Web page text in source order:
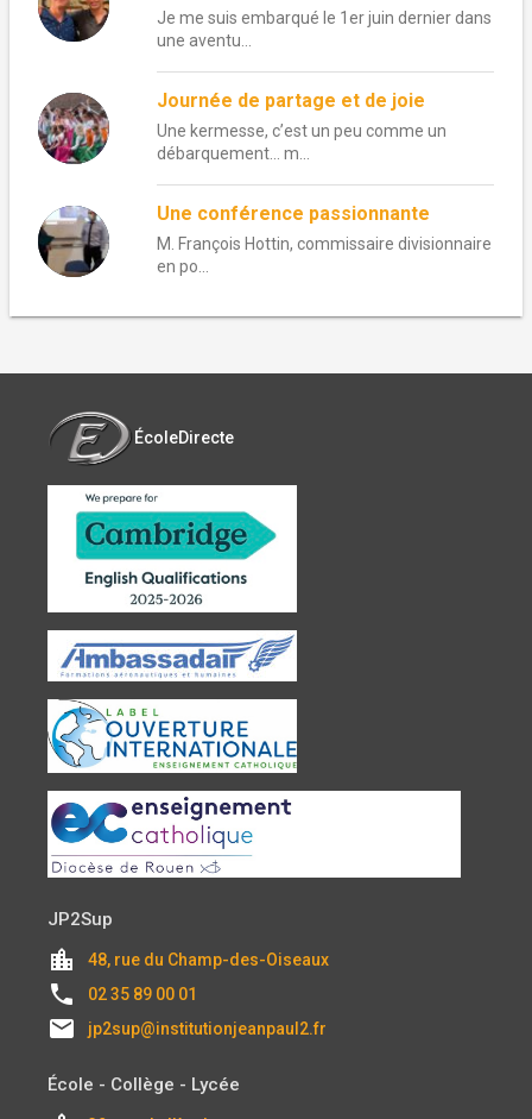
Je me suis embarqué le 1er juin dernier dans
une aventu...
Journée de partage et de joie
Une kermesse, c’est un peu comme un
débarquement… m...
Une conférence passionnante
M. François Hottin, commissaire divisionnaire
en po...
ÉcoleDirecte
JP2Sup
location_city 48, rue du Champ-des-Oiseaux
local_phone 02 35 89 00 01
email jp2sup@institutionjeanpaul2.fr
École - Collège - Lycée